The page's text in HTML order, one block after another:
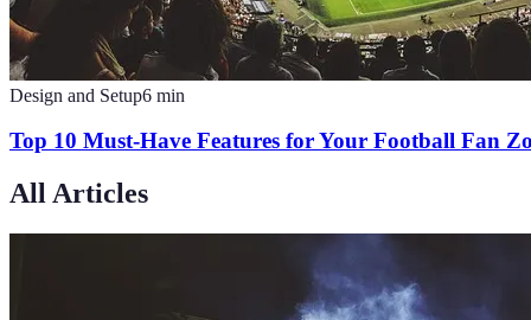
Design and Setup6 min
Top 10 Must-Have Features for Your Football Fan
All Articles